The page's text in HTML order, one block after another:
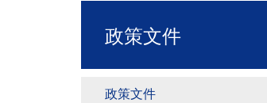
政策文件
政策文件